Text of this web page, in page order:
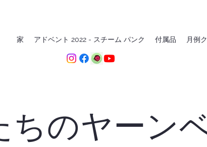
家 アドベント 2022 - スチーム パンク 付属品 月例
ちのヤーン